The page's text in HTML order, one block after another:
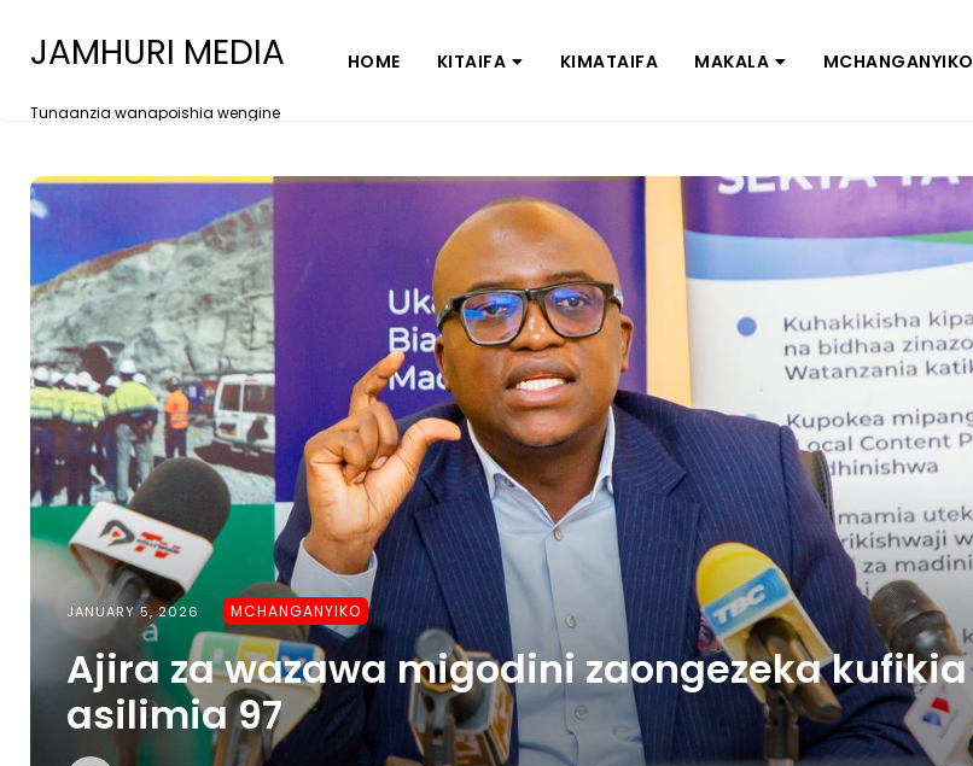
JAMHURI MEDIA
Tunaanzia wanapoishia wengine
HOME KITAIFA KIMATAIFA MAKALA MCHANGANYIKO
JANUARY 5, 2026 MCHANGANYIKO
Ajira za wazawa migodini zaongezeka kufikia
asilimia 97